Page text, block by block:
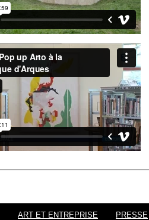
ART ET ENTREPRISE PRESSE